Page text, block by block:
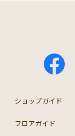
ショップガイド
フロアガイド